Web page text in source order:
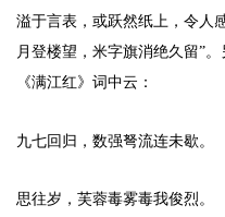
溢于言表，或跃然纸上，令人
月登楼望，米字旗消绝久留”
《满江红》词中云：
九七回归，数强弩流连未歇。
思往岁，芙蓉毒雾毒我俊烈。